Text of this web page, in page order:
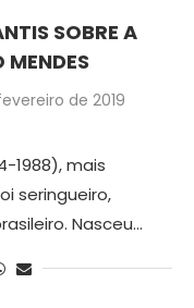
SOBRE A
MENDES
de 2019
1988), mais
seringueiro,
Nasceu…